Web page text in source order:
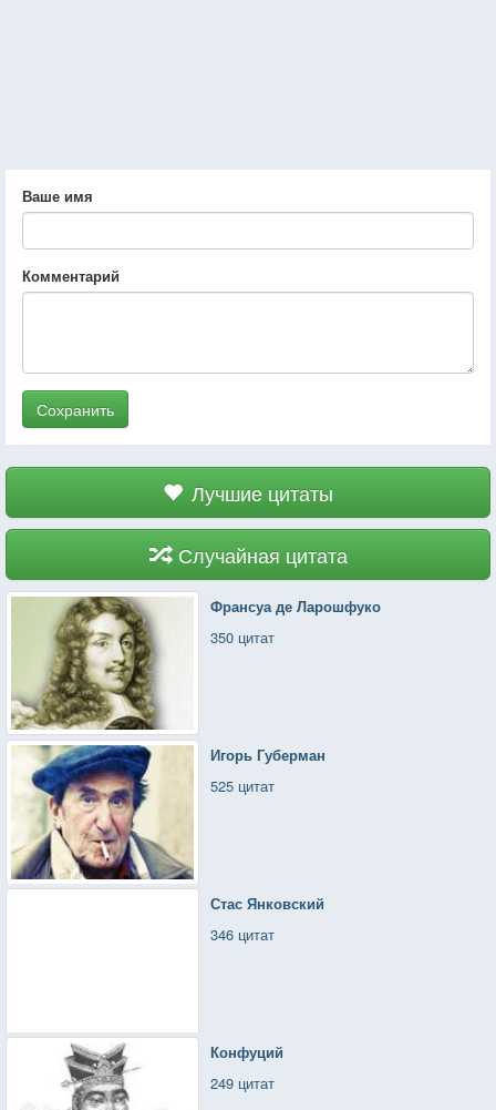
Ваше имя
Комментарий
Сохранить
Лучшие цитаты
Случайная цитата
Франсуа де Ларошфуко
350 цитат
Игорь Губерман
525 цитат
Стас Янковский
346 цитат
Конфуций
249 цитат